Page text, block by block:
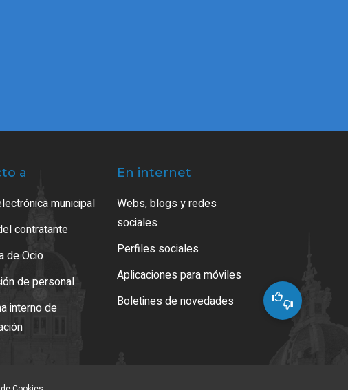
a
municipal
contratante
de Ocio
de personal
interno de
En internet
Webs, blogs y redes
sociales
Perfiles sociales
Aplicaciones para móviles
Boletines de novedades